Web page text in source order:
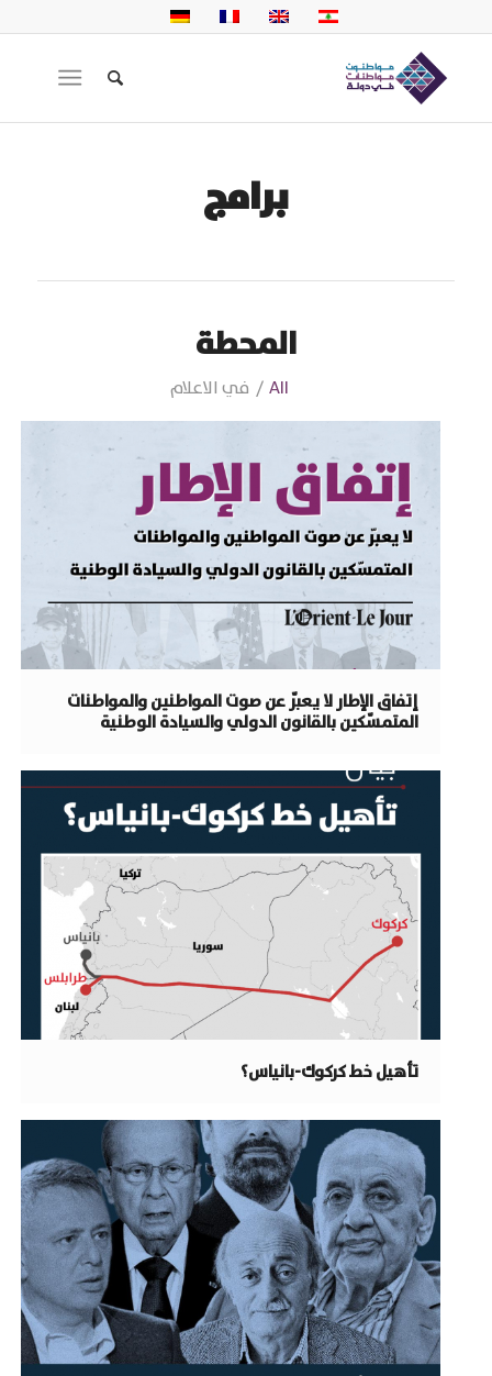
برامج
المحطة
All
/ في الاعلام
إتفاق الإطار لا يعبّر عن صوت المواطنين والمواطنات
المتمسّكين بالقانون الدولي والسيادة الوطنية
تأهيل خط كركوك-بانياس؟